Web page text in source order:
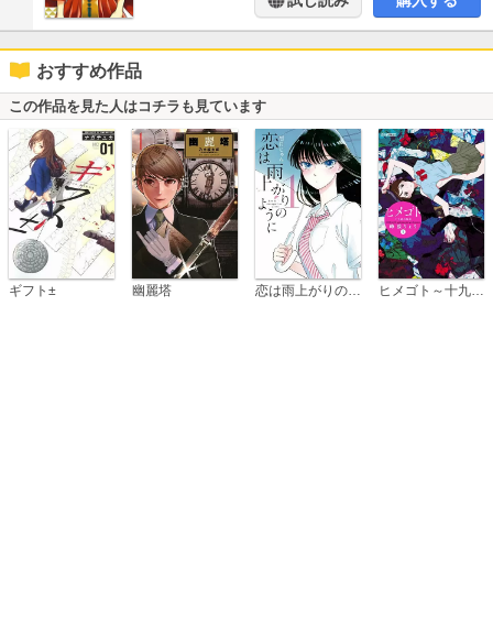
おすすめ作品
この作品を見た人はコチラも見ています
ギフト± 幽麗塔 恋は雨上がりのように ヒメゴト～十九歳の制服～